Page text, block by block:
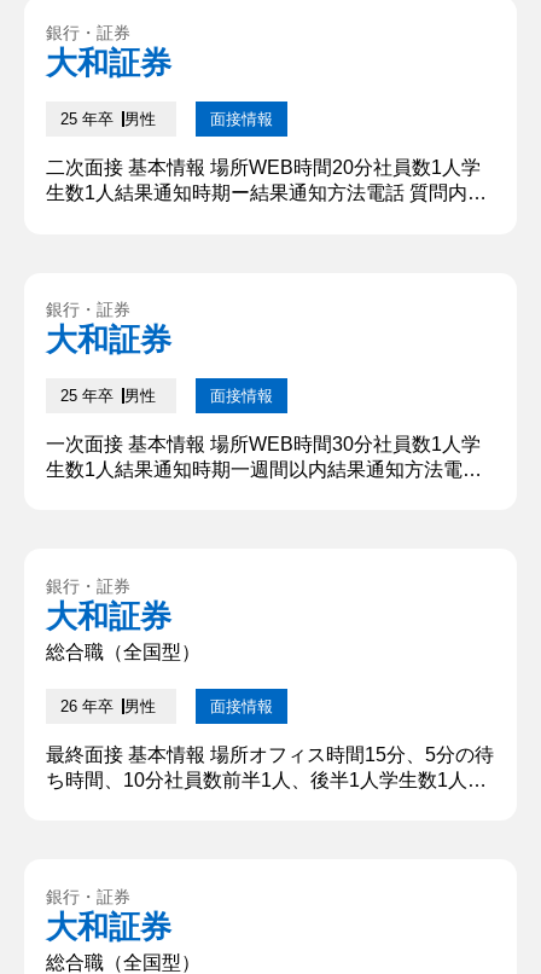
担当しており、目標は人事の方から企業の採用の課
題をヒアリングして商談の機会を得ることでした。
銀行・証券
大和証券
25 年卒 男性 面接情報
二次面接 基本情報 場所WEB時間20分社員数1人学
生数1人結果通知時期ー結果通知方法電話 質問内
部活を始め、そこでは主務として活動しておりまし
た。本日はよろしくお願いいたします。 ②なぜ弊社
銀行・証券
大和証券
25 年卒 男性 面接情報
一次面接 基本情報 場所WEB時間30分社員数1人学
生数1人結果通知時期一週間以内結果通知方法電話
〇という部活を始め、そこでは主務として活動して
おりました。本日はよろしくお願いいたします。 ②
学生時代に特に力を...
銀行・証券
大和証券
総合職（全国型）
26 年卒 男性 面接情報
最終面接 基本情報 場所オフィス時間15分、5分の待
ち時間、10分社員数前半1人、後半1人学生数1人結
問】 確かに似ているねとボソッと言われたのみ、次
の質問まで少し沈黙があった。 【深堀質問回答】
ボソッとした...
銀行・証券
大和証券
総合職（全国型）